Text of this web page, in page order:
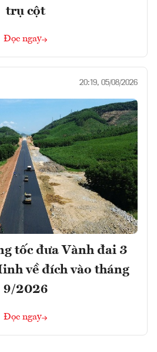
trụ cột
Đọc ngay
20:19, 05/08/2026
tốc đưa Vành đai 3
về đích vào tháng
9/2026
Đọc ngay